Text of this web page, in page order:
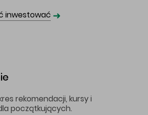
inwestować ➜
rekomendacji, kursy i
początkujących.